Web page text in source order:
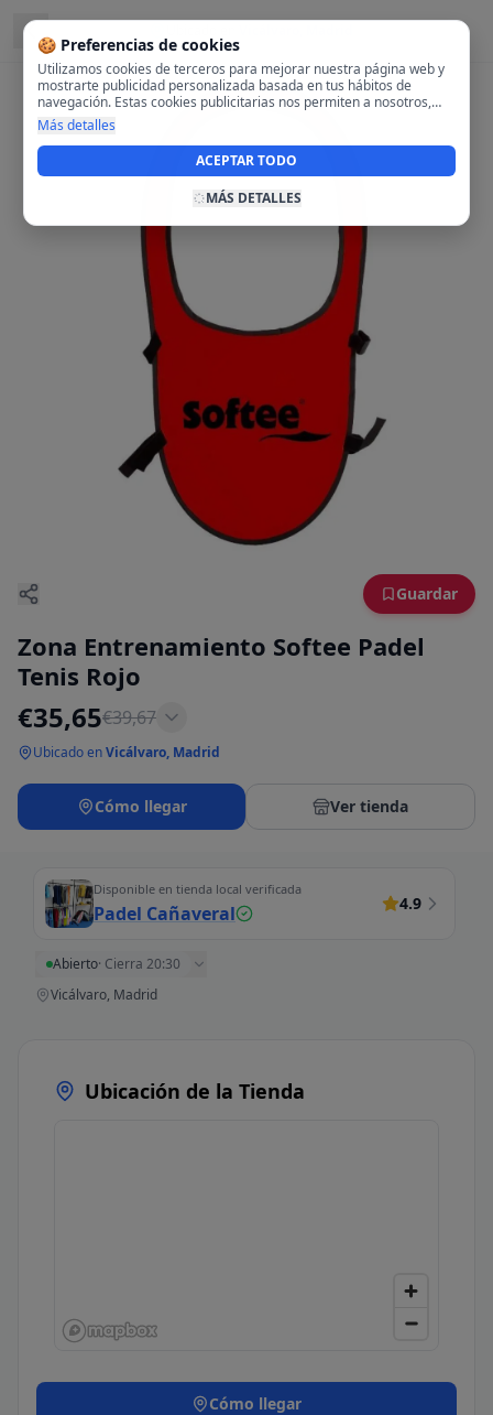
🍪 Preferencias de cookies
Utilizamos cookies de terceros para mejorar nuestra página web y
mostrarte publicidad personalizada basada en tus hábitos de
navegación. Estas cookies publicitarias nos permiten a nosotros,
analizar tu navegación en nuestra página y en internet para
mostrarte anuncios relevantes para ti. Al activarlas, aceptas el uso
de cookies para fines publicitarios y la recopilación y tratamiento de
tus datos de navegación, incluyendo la posible compartición de
Más detalles
ACEPTAR TODO
MÁS DETALLES
Guardar
Zona Entrenamiento Softee Padel
Tenis Rojo
€35,65€39,67
Ubicado enVicálvaro, Madrid
Cómo llegar Ver tienda
Disponible en tienda local verificada
Padel Cañaveral 4.9
Abierto· Cierra 20:30
Vicálvaro, Madrid
Ubicación de la Tienda
Cómo llegar